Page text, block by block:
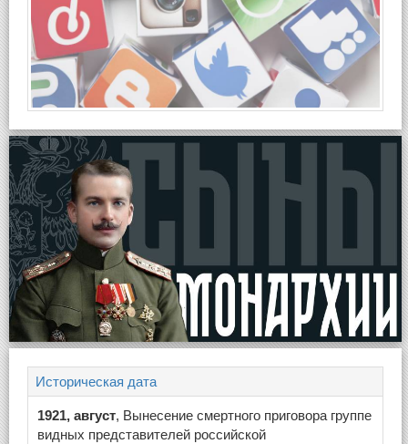
Историческая дата
1921, август, Вынесение смертного приговора группе
видных представителей российской